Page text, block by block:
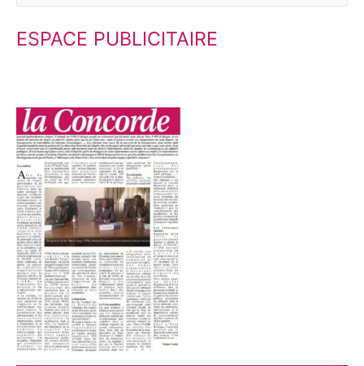
c
h
e
r
:
ESPACE PUBLICITAIRE